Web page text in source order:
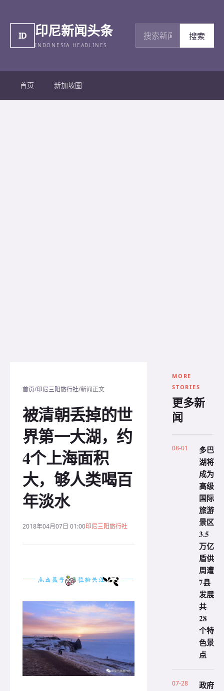
ID 印尼新闻头条
INDONESIA HEADLINES
搜索新闻
搜索
首页 新加坡圈
首页/印尼三阳旅行社/新闻正文
被清朝丢掉的世
界第一大湖，约
4个上海面积
大，够人类喝百
年淡水
2018年04月07日 01:00印尼三阳旅行社
MORE
STORIES
更多新
闻
08-01
多巴
湖将
成为
高级
国际
旅游
景区
3.5
万亿
盾供
周遭
7县
发展
共
28
个特
色景
点
07-28
政府